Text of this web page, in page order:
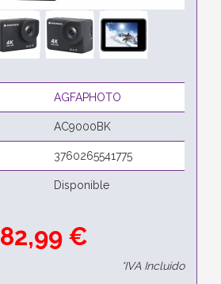
AGFAPHOTO
AC9000BK
3760265541775
Disponible
82,99 €
*IVA Incluido